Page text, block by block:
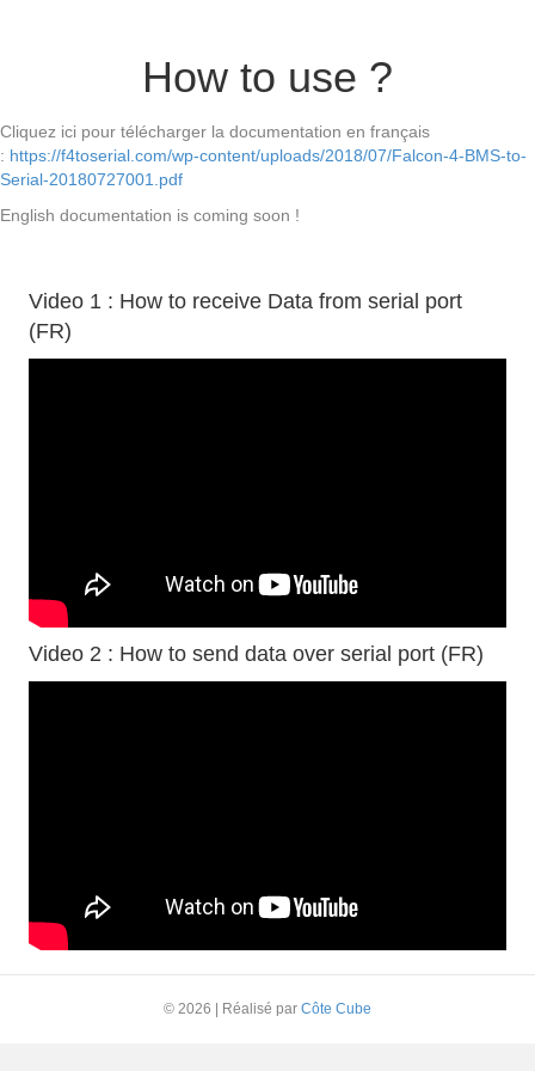
How to use ?
Cliquez ici pour télécharger la documentation en français
: https://f4toserial.com/wp-content/uploads/2018/07/Falcon-4-BMS-to-
Serial-20180727001.pdf
English documentation is coming soon !
Video 1 : How to receive Data from serial port
(FR)
Video 2 : How to send data over serial port (FR)
© 2026 Réalisé par Côte Cube